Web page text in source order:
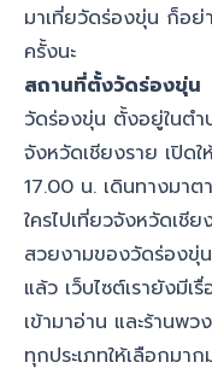
มาเที่ยวัดร่องขุ่น ก็อ
ครั้งนะ
สถานที่ตั้งวัดร่องขุ่น
วัดร่องขุ่น ตั้งอยู่ในตำ
จังหวัดเชียงราย เปิด
17.00 น. เดินทางมาต
ใครไปเที่ยวจังหวัดเชี
สวยงามของวัดร่องขุ่
แล้ว เว็บไซต์เรายังมีเ
เข้ามาอ่าน และร้านพว
ทุกประเภทให้เลือกมา